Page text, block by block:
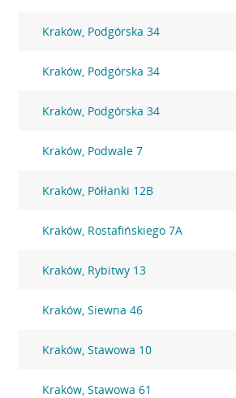
Kraków, Podgórska 34
Kraków, Podgórska 34
Kraków, Podgórska 34
Kraków, Podwale 7
Kraków, Półłanki 12B
Kraków, Rostafińskiego 7A
Kraków, Rybitwy 13
Kraków, Siewna 46
Kraków, Stawowa 10
Kraków, Stawowa 61